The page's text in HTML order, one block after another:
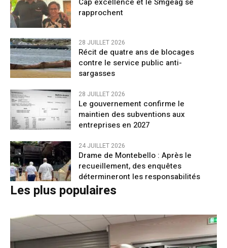
rapprochent
28 JUILLET 2026
Récit de quatre ans de blocages
contre le service public anti-
sargasses
28 JUILLET 2026
Le gouvernement confirme le
maintien des subventions aux
entreprises en 2027
24 JUILLET 2026
Drame de Montebello : Après le
recueillement, des enquêtes
détermineront les responsabilités
Les plus populaires